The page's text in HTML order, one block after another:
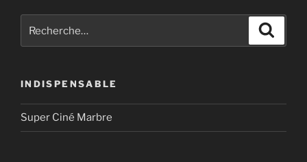
pour
INDISPENSABLE
Super Ciné Marbre